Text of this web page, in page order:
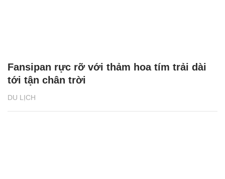
DU LỊCH
Fansipan rực rỡ với thảm hoa tím trải dài
tới tận chân trời